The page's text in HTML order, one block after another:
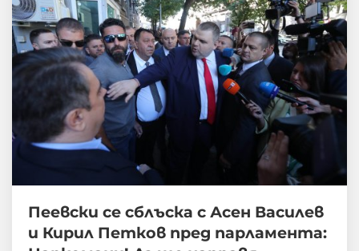
Пеевски се сблъска с Асен Василев
и Кирил Петков пред парламента: